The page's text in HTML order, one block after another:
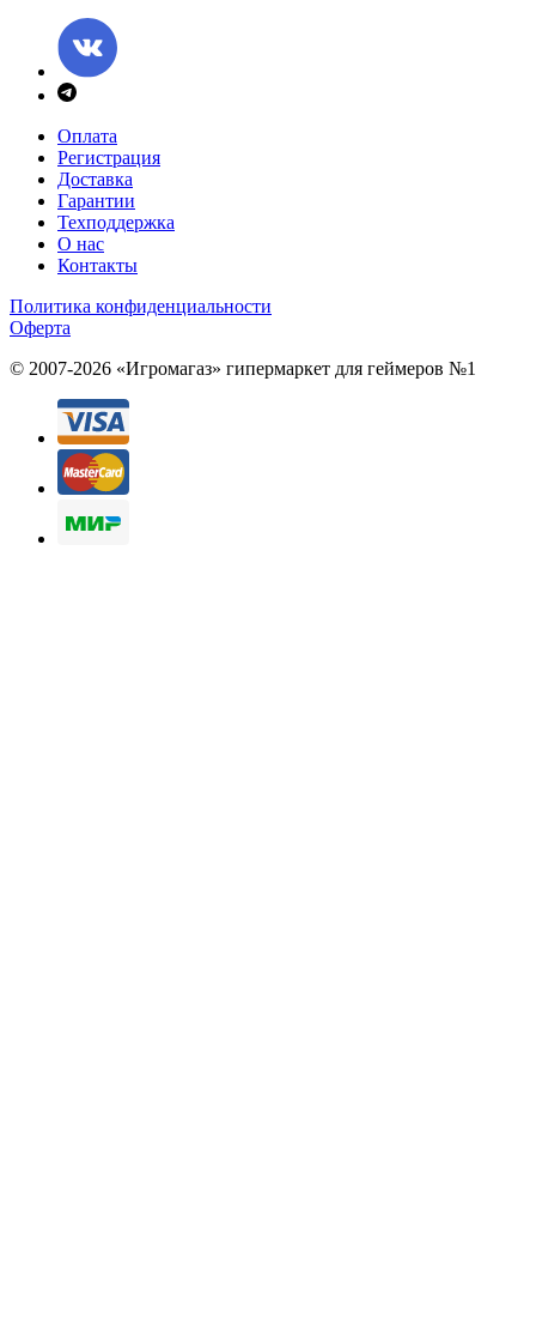
Оплата
Регистрация
Доставка
Гарантии
Техподдержка
О нас
Контакты
Политика конфиденциальности
Оферта
© 2007-2026 «Игромагаз» гипермаркет для геймеров №1